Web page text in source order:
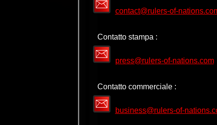
contact@rulers-of-
Contatto stampa :
press@rulers-of-nations.com
Contatto commerciale :
business@rulers-of-